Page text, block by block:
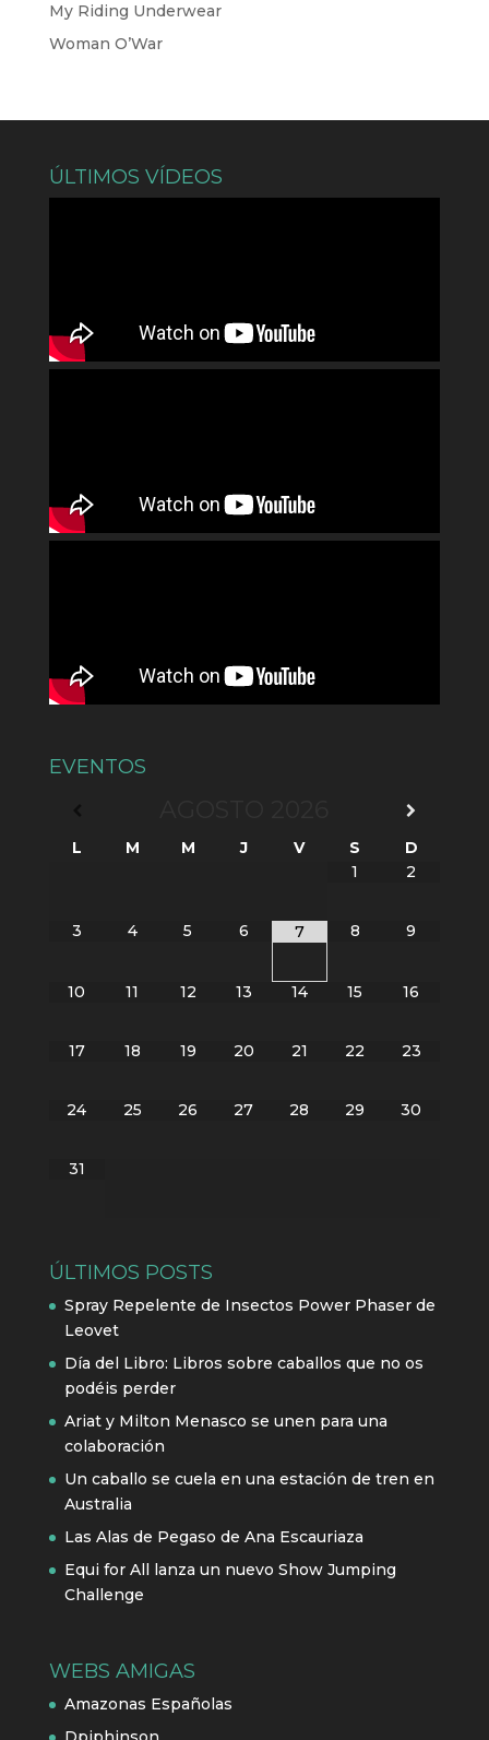
My Riding Underwear
Woman O’War
ÚLTIMOS VÍDEOS
EVENTOS
L M M J V S
D
1
2
3 4 5 6 7 8 9
10 11 12 13 14 15 16
17 18 19 20 21 22 23
24 25 26 27 28 29 30
31
ÚLTIMOS POSTS
Spray Repelente de Insectos Power Phaser de
Leovet
Día del Libro: Libros sobre caballos que no os
podéis perder
Ariat y Milton Menasco se unen para una
colaboración
Un caballo se cuela en una estación de tren en
Australia
Las Alas de Pegaso de Ana Escauriaza
Equi for All lanza un nuevo Show Jumping
Challenge
WEBS AMIGAS
Amazonas Españolas